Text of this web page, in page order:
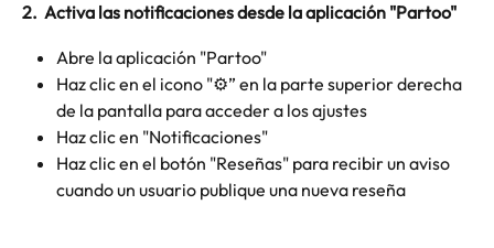
2.  Activa las notificaciones desde la aplicación "Partoo"
Abre la aplicación "Partoo"
Haz clic en el icono "⚙️” en la parte superior derecha
de la pantalla para acceder a los ajustes
Haz clic en "Notificaciones"
Haz clic en el botón "Reseñas" para recibir un aviso
cuando un usuario publique una nueva reseña